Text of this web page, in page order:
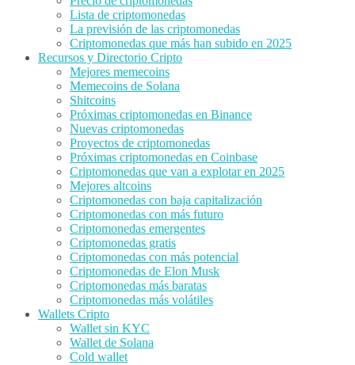
Lista de criptomonedas
La previsión de las criptomonedas
Criptomonedas que más han subido en 2025
Recursos y Directorio Cripto
Mejores memecoins
Memecoins de Solana
Shitcoins
Próximas criptomonedas en Binance
Nuevas criptomonedas
Proyectos de criptomonedas
Próximas criptomonedas en Coinbase
Criptomonedas que van a explotar en 2025
Mejores altcoins
Criptomonedas con baja capitalización
Criptomonedas con más futuro
Criptomonedas emergentes
Criptomonedas gratis
Criptomonedas con más potencial
Criptomonedas de Elon Musk
Criptomonedas más baratas
Criptomonedas más volátiles
Wallets Cripto
Wallet sin KYC
Wallet de Solana
Cold wallet